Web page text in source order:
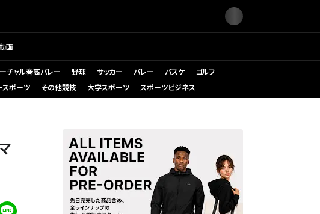
画
チャル春高バレー 野球 サッカー バレー バスケ
ゴルフ
スポーツ その他競技 大学スポーツ スポーツビジネス